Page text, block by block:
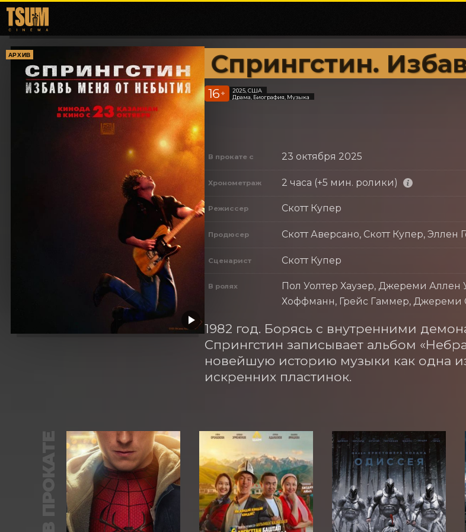
АРХИВ Спрингстин.
16 +
2025, США
Драма, Биография, Музыка
В прокате с 23 октября 2025
Хронометраж 2 часа (+5 мин. ролики)
Режиссер Скотт Купер
Продюсер Скотт Аверсано, Скотт Купер, Эллен
Сценарист Скотт Купер
В ролях
Пол Уолтер Хаузер, Джереми Аллен
Хоффманн, Грейс Гаммер, Джереми
1982 год. Борясь с внутренними
Спрингстин записывает альбом
новейшую историю музыки как одна
искренних пластинок.
В ПРОКАТЕ